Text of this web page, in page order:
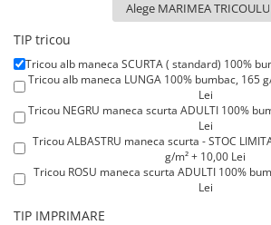
Pijamale de barbati
Halate si capoate
Pijamale
WINTER Collection
Halate si pijamale Family
Incaltaminte
Umbrele
TIP tricou
Tricou alb maneca SCURTA ( standard) 100%
Tricou alb maneca LUNGA 100% bumbac, 165
Lei
Tricou NEGRU maneca scurta ADULTI 100%
Lei
Tricou ALBASTRU maneca scurta - STOC
g/m² + 10,00 Lei
Tricou ROSU maneca scurta ADULTI 100%
Lei
TIP IMPRIMARE